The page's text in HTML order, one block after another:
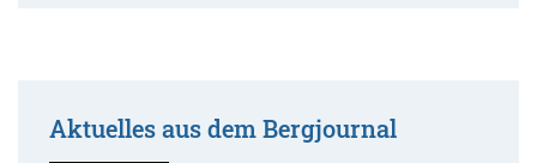
Aktuelles aus dem Bergjournal